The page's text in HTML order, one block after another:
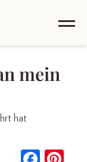
mein
hat